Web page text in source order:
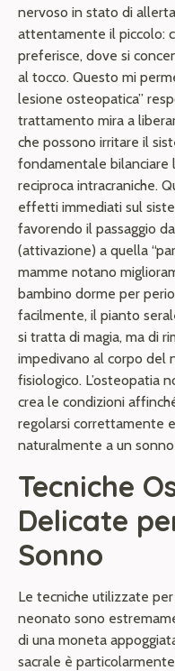
nervoso in stato di
attentamente il piccolo:
preferisce, dove si
al tocco. Questo mi
lesione osteopatica”
trattamento mira a
che possono irritare il
fondamentale bilanciare
reciproca intracraniche.
effetti immediati sul
favorendo il passaggio
(attivazione) a quella
mamme notano
bambino dorme per
facilmente, il pianto
si tratta di magia, ma di
impedivano al corpo del
fisiologico. L’osteopatia
crea le condizioni
regolarsi correttamente
naturalmente a un
Tecniche
Delicate
Sonno
Le tecniche utilizzate
neonato sono
di una moneta
sacrale è